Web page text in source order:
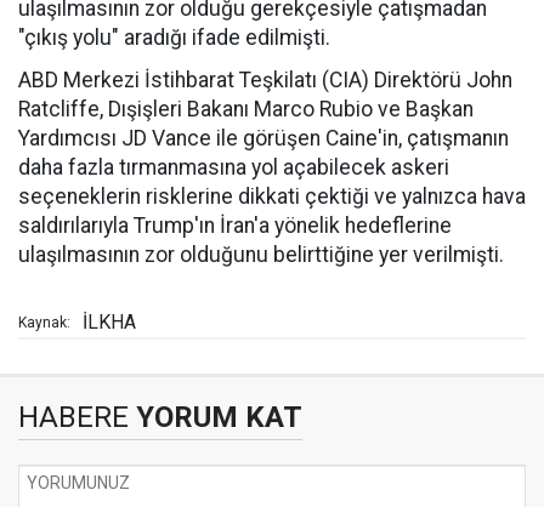
ulaşılmasının zor olduğu gerekçesiyle çatışmadan
"çıkış yolu" aradığı ifade edilmişti.
ABD Merkezi İstihbarat Teşkilatı (CIA) Direktörü John
Ratcliffe, Dışişleri Bakanı Marco Rubio ve Başkan
Yardımcısı JD Vance ile görüşen Caine'in, çatışmanın
daha fazla tırmanmasına yol açabilecek askeri
seçeneklerin risklerine dikkati çektiği ve yalnızca hava
saldırılarıyla Trump'ın İran'a yönelik hedeflerine
ulaşılmasının zor olduğunu belirttiğine yer verilmişti.
Kaynak: İLKHA
HABERE YORUM KAT